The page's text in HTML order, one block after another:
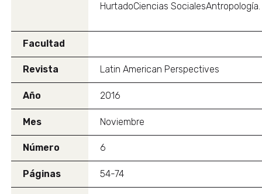
HurtadoCiencias SocialesAntropología.
Facultad
Revista Latin American Perspectives
Año 2016
Mes Noviembre
Número 6
Páginas 54-74